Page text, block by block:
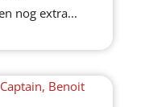
nog extra...